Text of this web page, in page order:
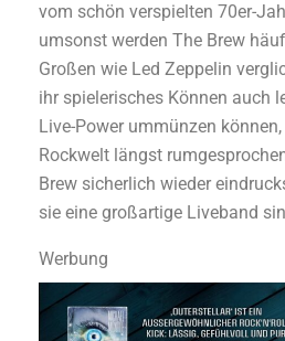
vom schön verspielten 70er-
umsonst werden The Brew
Großen wie Led Zeppelin
ihr spielerisches Können auch
Live-Power ummünzen
Rockwelt längst
Brew sicherlich wieder
sie eine großartige Liveband
Werbung